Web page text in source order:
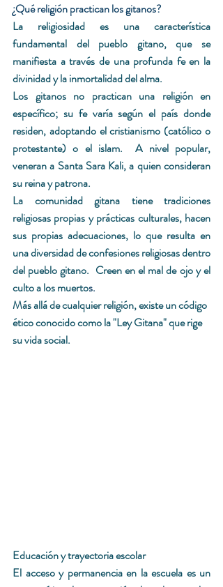
¿Qué religión practican los gitanos?
La religiosidad es una característica
fundamental del pueblo gitano, que se
manifiesta a través de una profunda fe en la
divinidad y la inmortalidad del alma.
Los gitanos no practican una religión en
específico; su fe varía según el país donde
residen, adoptando el cristianismo (católico o
protestante) o el islam.  A nivel popular,
veneran a Santa Sara Kali, a quien consideran
su reina y patrona.
La comunidad gitana tiene tradiciones
religiosas propias y prácticas culturales, hacen
sus propias adecuaciones, lo que resulta en
una diversidad de confesiones religiosas dentro
del pueblo gitano.  Creen en el mal de ojo y el
culto a los muertos.
Más allá de cualquier religión, existe un código
ético conocido como la "Ley Gitana" que rige
su vida social.
Educación y trayectoria escolar
El acceso y permanencia en la escuela es un